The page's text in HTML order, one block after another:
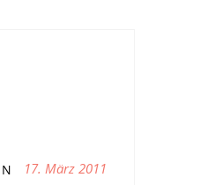
17. März 2011